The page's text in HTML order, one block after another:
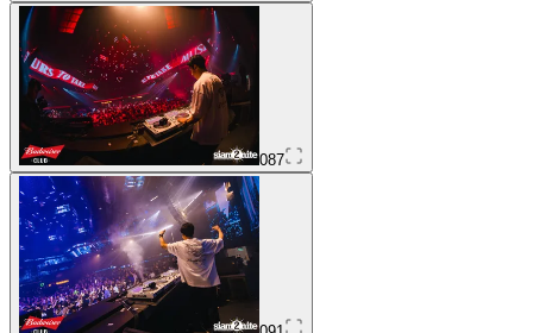
087